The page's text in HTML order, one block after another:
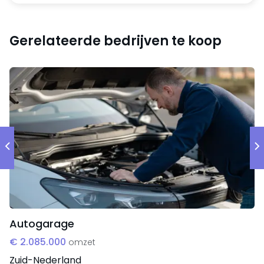
enige tijd stil. Op dit moment trekt de markt weer aan
en is er weer animo voor. Echter heeft de founder
van het programma in de tussentijd andere stappen
gemaakt - daardoor is het nu tijd voor overname
door een partij die een kickstart wil maken met
behulp van de goede trackrecord van dit bedrijf, de
reeds kant en klaar ontwikkelde programma’s, en de
ingangen in het netwerk.
Ter overname wordt aangeboden
De bedrijfsnaam met zeer goede naam in de
branche en aantoonbaar trackrecord.
Gerelateerde bedrijven te koop
Autogarage
€ 2.085.000 omzet
Zuid-Nederland